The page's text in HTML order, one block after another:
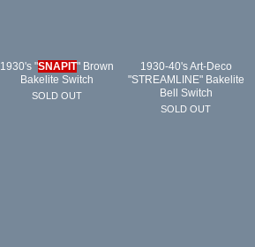
1930's "SNAPIT" Brown
Bakelite Switch
SOLD OUT
1930-40's Art-Deco
"STREAMLINE" Bakelite
Bell Switch
SOLD OUT